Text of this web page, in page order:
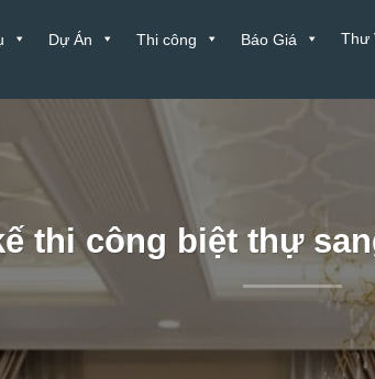
Dự Án Thi công Báo Giá Thư
thi công biệt thự